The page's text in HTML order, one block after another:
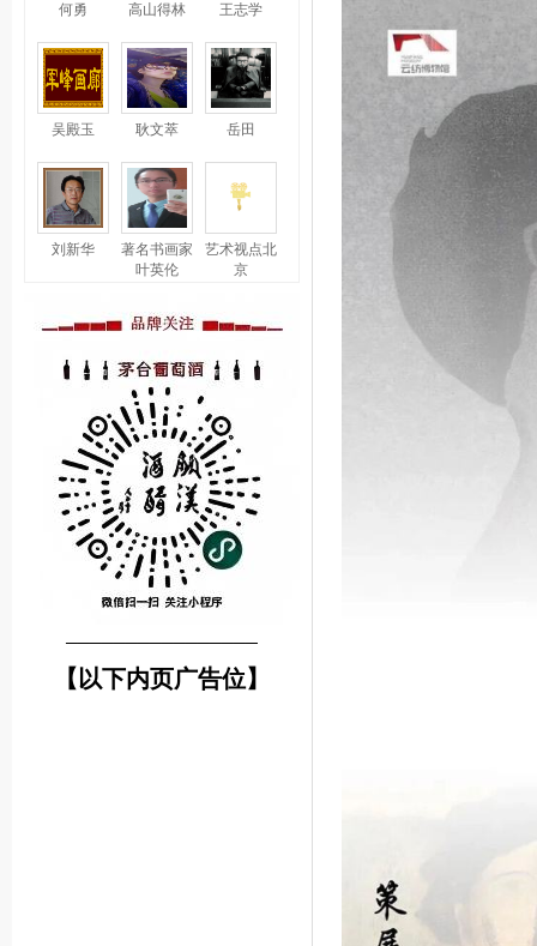
何勇 高山得林 王志学
吴殿玉 耿文萃 岳田
刘新华
著名书画家
叶英伦
艺术视点北
京
────────────────
【以下内页广告位】